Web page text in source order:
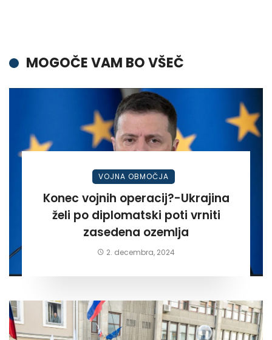
MOGOČE VAM BO VŠEČ
VOJNA OBMOČJA
Konec vojnih operacij?-Ukrajina
želi po diplomatski poti vrniti
zasedena ozemlja
2. decembra, 2024